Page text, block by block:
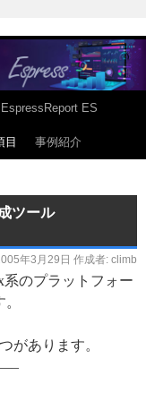
EspressReport ES
目 事例紹介
ツール
年3月29日 作成者: climb
系のプラットフォー
があります。